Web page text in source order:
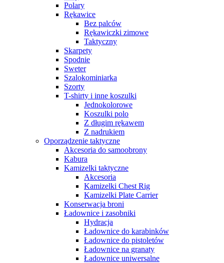
Polary
Rękawice
Bez palców
Rękawiczki zimowe
Taktyczny
Skarpety
Spodnie
Sweter
Szalokominiarka
Szorty
T-shirty i inne koszulki
Jednokolorowe
Koszulki polo
Z długim rękawem
Z nadrukiem
Oporządzenie taktyczne
Akcesoria do samoobrony
Kabura
Kamizelki taktyczne
Akcesoria
Kamizelki Chest Rig
Kamizelki Plate Carrier
Konserwacja broni
Ładownice i zasobniki
Hydracja
Ładownice do karabinków
Ładownice do pistoletów
Ładownice na granaty
Ładownice uniwersalne